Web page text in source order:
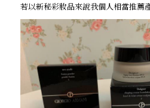
若以新秘彩妝品來說我個人相當推薦